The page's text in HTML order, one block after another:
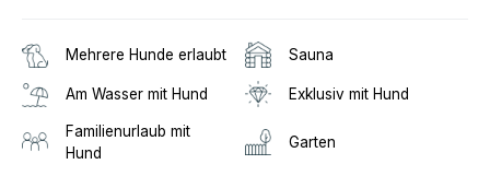
Mehrere Hunde erlaubt Sauna
Am Wasser mit Hund Exklusiv mit Hund
Familienurlaub mit
Hund
Garten